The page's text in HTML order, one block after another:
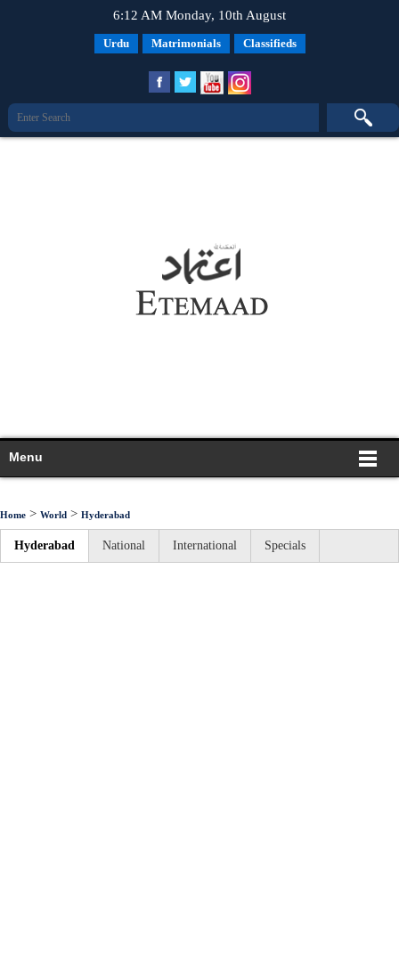
6:12 AM Monday, 10th August
Urdu Matrimonials Classifieds
Menu
Home > World > Hyderabad
Hyderabad National International Specials